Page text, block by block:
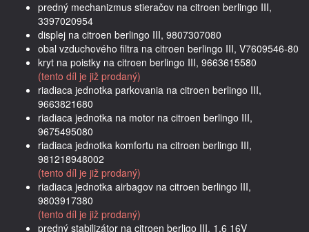
predný mechanizmus stieračov na citroen berlingo III,
3397020954
displej na citroen berlingo III, 9807307080
obal vzduchového filtra na citroen berlingo III, V7609546-80
kryt na poistky na citroen berlingo III, 9663615580
(tento díl je již prodaný)
riadiaca jednotka parkovania na citroen berlingo III,
9663821680
riadiaca jednotka na motor na citroen berlingo III,
9675495080
riadiaca jednotka komfortu na citroen berlingo III,
981218948002
(tento díl je již prodaný)
riadiaca jednotka airbagov na citroen berlingo III,
9803917380
(tento díl je již prodaný)
predný stabilizátor na citroen berligo III, 1,6 16V